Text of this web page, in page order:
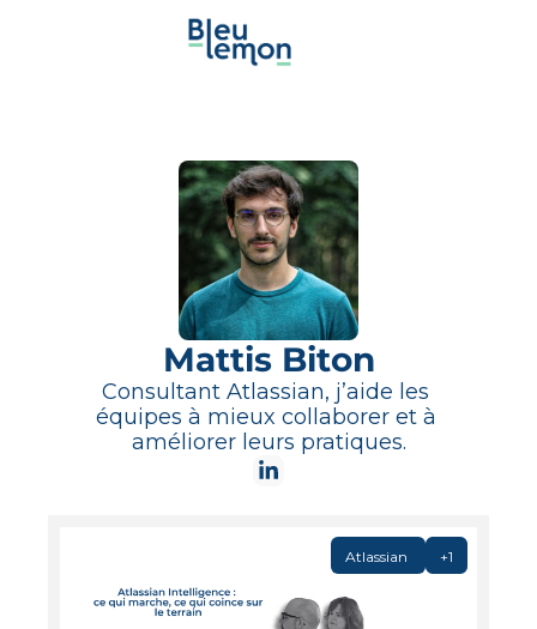
Mattis Biton
Consultant Atlassian, j’aide les
équipes à mieux collaborer et à
améliorer leurs pratiques.
Atlassian +1